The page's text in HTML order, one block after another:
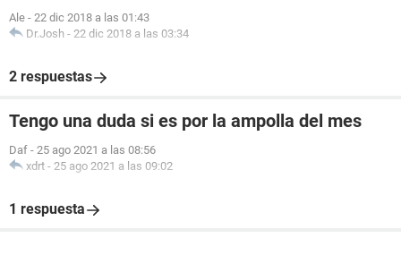
Ale - 22 dic 2018 a las 01:43
Dr.Josh - 22 dic 2018 a las 03:34
2 respuestas
Tengo una duda si es por la ampolla del mes
Daf - 25 ago 2021 a las 08:56
xdrt - 25 ago 2021 a las 09:02
1 respuesta